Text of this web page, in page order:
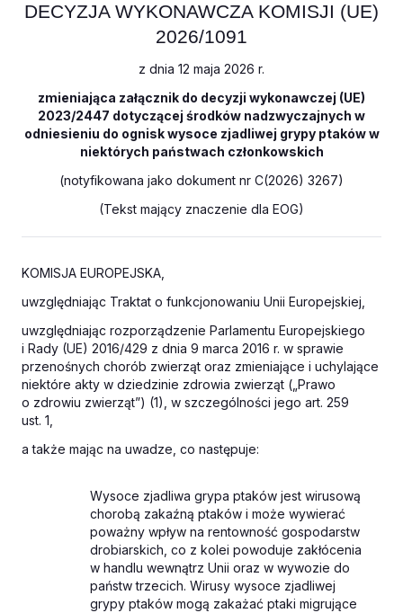
DECYZJA WYKONAWCZA KOMISJI (UE)
2026/1091
z dnia 12 maja 2026 r.
zmieniająca załącznik do decyzji wykonawczej (UE)
2023/2447 dotyczącej środków nadzwyczajnych w
odniesieniu do ognisk wysoce zjadliwej grypy ptaków w
niektórych państwach członkowskich
(notyfikowana jako dokument nr C(2026) 3267)
(Tekst mający znaczenie dla EOG)
KOMISJA EUROPEJSKA,
uwzględniając Traktat o funkcjonowaniu Unii Europejskiej,
uwzględniając rozporządzenie Parlamentu Europejskiego
i Rady (UE) 2016/429 z dnia 9 marca 2016 r. w sprawie
przenośnych chorób zwierząt oraz zmieniające i uchylające
niektóre akty w dziedzinie zdrowia zwierząt („Prawo
o zdrowiu zwierząt”) (1), w szczególności jego art. 259
ust. 1,
a także mając na uwadze, co następuje:
Wysoce zjadliwa grypa ptaków jest wirusową
chorobą zakaźną ptaków i może wywierać
poważny wpływ na rentowność gospodarstw
drobiarskich, co z kolei powoduje zakłócenia
w handlu wewnątrz Unii oraz w wywozie do
państw trzecich. Wirusy wysoce zjadliwej
grypy ptaków mogą zakażać ptaki migrujące